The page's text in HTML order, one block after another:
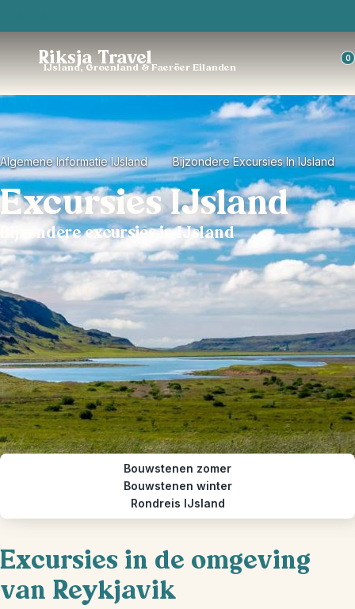
Riksja Travel
IJsland, Groenland & Faeröer Eilanden
0
Algemene Informatie IJsland Bijzondere Excursies In IJsland
Excursies IJsland
Bijzondere excursies in IJsland
Bouwstenen zomer
Bouwstenen winter
Rondreis IJsland
Excursies in de omgeving
van Reykjavik